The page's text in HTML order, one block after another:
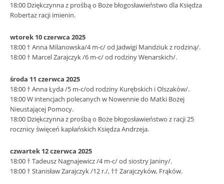
18:00 Dziękczynna z prośbą o Boże błogosławieństwo dla Księdza
Robertaz racji imienin.
wtorek 10 czerwca 2025
18:00 † Anna Milanowska/4 m-c/ od Jadwigi Mandziuk z rodziną/.
18:00 † Marcel Zarajczyk /6 m-c/ od rodziny Wenarskich/.
środa 11 czerwca 2025
18:00 † Anna Łyda /5 m-c/od rodziny Kurębskich i Olszaków/.
18:00 W intencjach polecanych w Nowennie do Matki Bożej
Nieustającej Pomocy.
18:00 Dziękczynna z prośbą o Boże błogosławieństwo z racji 25
rocznicy święceń kapłańskich Księdza Andrzeja.
czwartek 12 czerwca 2025
18:00 † Tadeusz Nagnajewicz /4 m-c/ od siostry Janiny/.
18:00 † Stanisław Zarajczyk /12 r./, †† Zarajczyków, Frąków.